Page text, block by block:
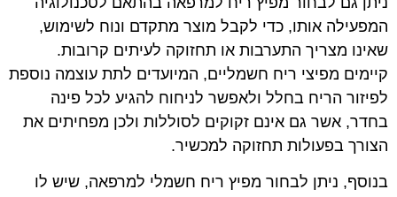
המפעילה אותו, כדי לקבל מוצר מתקדם ונוח לשימוש,
שאינו מצריך התערבות או תחזוקה לעיתים קרובות.
קיימים מפיצי ריח חשמליים, המיועדים לתת עוצמה נוספת
לפיזור הריח בחלל ולאפשר לניחוח להגיע לכל פינה
בחדר, אשר גם אינם זקוקים לסוללות ולכן מפחיתים את
הצורך בפעולות תחזוקה למכשיר.
בנוסף, ניתן לבחור מפיץ ריח חשמלי למרפאה, שיש לו